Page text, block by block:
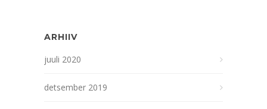
ARHIIV
juuli 2020
detsember 2019